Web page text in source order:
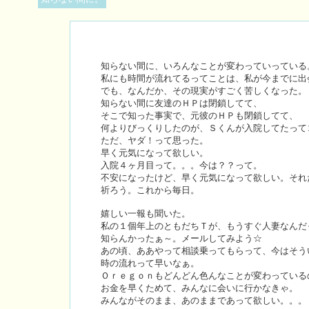
知らない間に、いろんなことが変わっていっている
私にも時間が流れてるってことは、私が今までに
でも、なんだか、その現実がすごく苦しくなった。
知らない間に友達のＨＰは閉鎖してて、
そこで知った事実で、元彼のＨＰも閉鎖してて、
何よりびっくりしたのが、Ｓくんが入院してたって
ただ、ヤダ！って思った。
早く元気になって欲しい。
入院４ヶ月目って。。。今は？？って。
不安になったけど、早く元気になって欲しい。それ
祈ろう。これから毎日。
嬉しい一報も聞いた。
私の１個年上のともだちＴが、もうすぐ人妻なんだ
知らんかったぁ～。メールしてみよう☆
あの頃、ああやって相談乗ってもらって、今はそ
時の流れって早いなぁ。
Ｏｒｅｇｏｎもどんどん色んなことが変わってい
お金を早くためて、みんなに会いに行かなきゃ。
みんながそのまま、あのままであって欲しい。。。